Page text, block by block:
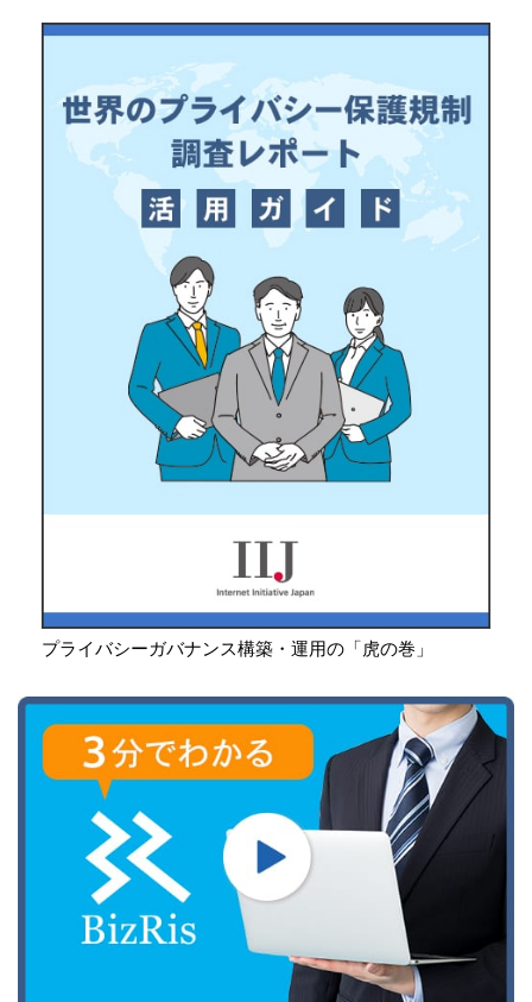
プライバシーガバナンス構築・運用の「虎の巻」